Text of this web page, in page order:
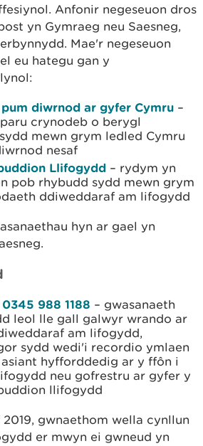
Anfonir negeseuon dros
yn Gymraeg neu Saesneg,
Mae'r negeseuon
eu hategu gan y
diwrnod ar gyfer Cymru –
crynodeb o berygl
mewn grym ledled Cymru
nesaf
Llifogydd – rydym yn
pob rhybudd sydd mewn grym
ddiweddaraf am lifogydd
hyn ar gael yn
0345 988 1188 – gwasanaeth
leol lle gall galwyr wrando ar
am lifogydd,
sydd wedi'i recordio ymlaen
hyfforddedig ar y ffôn i
neu gofrestru ar gyfer y
llifogydd
gwnaethom wella cynllun
er mwyn ei gwneud yn